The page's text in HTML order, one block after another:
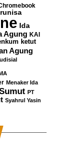
Ida
Agung KAI
ketut
Agung
Menaker Ida
PT
Syahrul Yasin